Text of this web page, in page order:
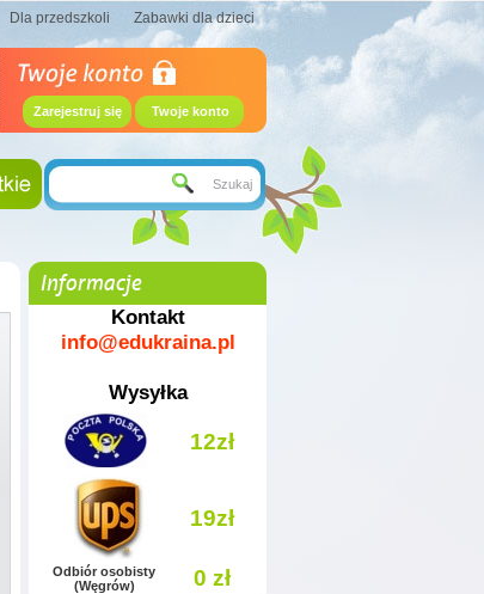
Dla przedszkoli Zabawki dla dzieci
Zarejestruj się Twoje konto
Informacje
Kontakt
info@edukraina.pl
Wysyłka
12zł
19zł
Odbiór osobisty
(Węgrów)
0 zł